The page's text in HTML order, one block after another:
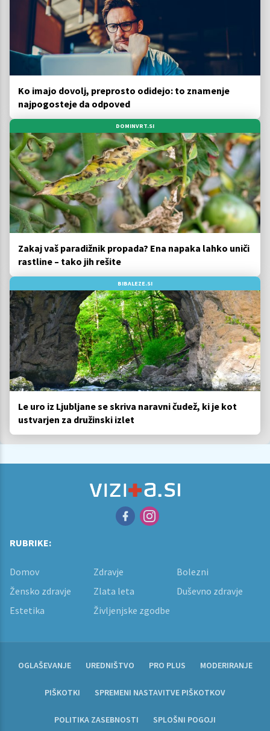
Ko imajo dovolj, preprosto odidejo: to znamenje
najpogosteje da odpoved
DOMINVRT.SI
Zakaj vaš paradižnik propada? Ena napaka lahko uniči
rastline – tako jih rešite
BIBALEZE.SI
Le uro iz Ljubljane se skriva naravni čudež, ki je kot
ustvarjen za družinski izlet
RUBRIKE:
Domov Zdravje
Bolezni
Žensko zdravje
Zlata leta
Duševno zdravje
Estetika
Življenjske zgodbe
OGLAŠEVANJE UREDNIŠTVO PRO PLUS MODERIRANJE
PIŠKOTKI SPREMENI NASTAVITVE PIŠKOTKOV
POLITIKA ZASEBNOSTI SPLOŠNI POGOJI